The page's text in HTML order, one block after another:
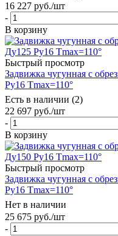
16 227 руб./шт
-
В корзину
Быстрый просмотр
Задвижка чугунная с
Ру16 Tmax=110°
Есть в наличии (2)
22 697 руб./шт
-
В корзину
Быстрый просмотр
Задвижка чугунная с
Ру16 Tmax=110°
Нет в наличии
25 675 руб./шт
-